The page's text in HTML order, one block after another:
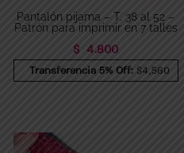
Pantalón pijama – T. 38 al 52 –
Patrón para imprimir en 7 talles
$ 4.800
Transferencia 5% Off: $4,560